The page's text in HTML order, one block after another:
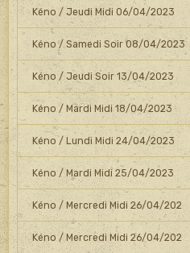
Kéno / Jeudi Midi 06/04/2023
Kéno / Samedi Soir 08/04/2023
Kéno / Jeudi Soir 13/04/2023
Kéno / Mardi Midi 18/04/2023
Kéno / Lundi Midi 24/04/2023
Kéno / Mardi Midi 25/04/2023
Kéno / Mercredi Midi 26/04/202
Kéno / Mercredi Midi 26/04/202